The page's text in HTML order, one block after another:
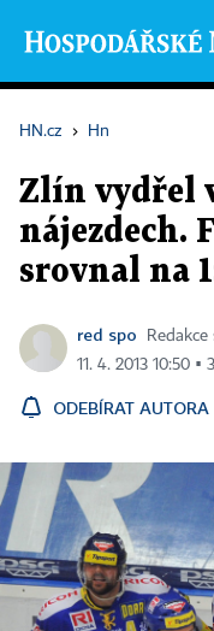
HN.cz › Hn
Zlín vydřel
nájezdech.
srovnal na
red spo
11. 4. 2013 10:50 ▪
ODEBÍRAT AUTORA